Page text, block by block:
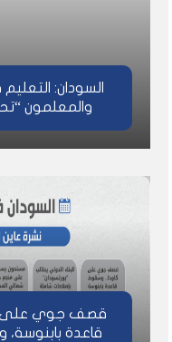
السودان:
والمعلمون
قصف جوي على
قاعدة بابنوسة،